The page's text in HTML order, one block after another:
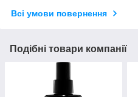
Всі умови повернення
Подібні товари компанії